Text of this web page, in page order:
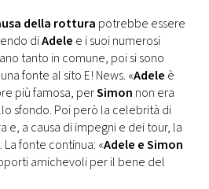
della rottura potrebbe essere
diAdele e i suoi numerosi
tanto in comune, poi si sono
fonte al sito E! News. «Adele è
più famosa, perSimon non era
sfondo. Poi però la celebrità di
e, a causa di impegni e dei tour, la
fonte continua: «Adele e Simon
amichevoli per il bene del